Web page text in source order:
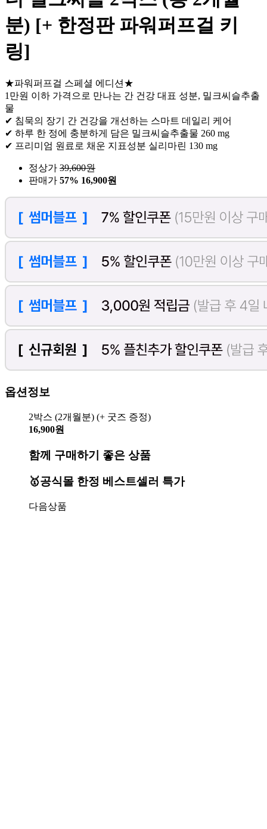
분) [+ 한정판 파워퍼프걸 키
링]
★파워퍼프걸 스페셜 에디션★
1만원 이하 가격으로 만나는 간 건강 대표 성분, 밀크씨슬추출
물
✔ 침묵의 장기 간 건강을 개선하는 스마트 데일리 케어
✔ 하루 한 정에 충분하게 담은 밀크씨슬추출물 260 mg
✔ 프리미엄 원료로 채운 지표성분 실리마린 130 mg
정상가 39,600원
판매가 57% 16,900원
옵션정보
2박스 (2개월분) (+ 굿즈 증정)
16,900원
함께 구매하기 좋은 상품
🥇공식몰 한정 베스트셀러 특가
다음상품